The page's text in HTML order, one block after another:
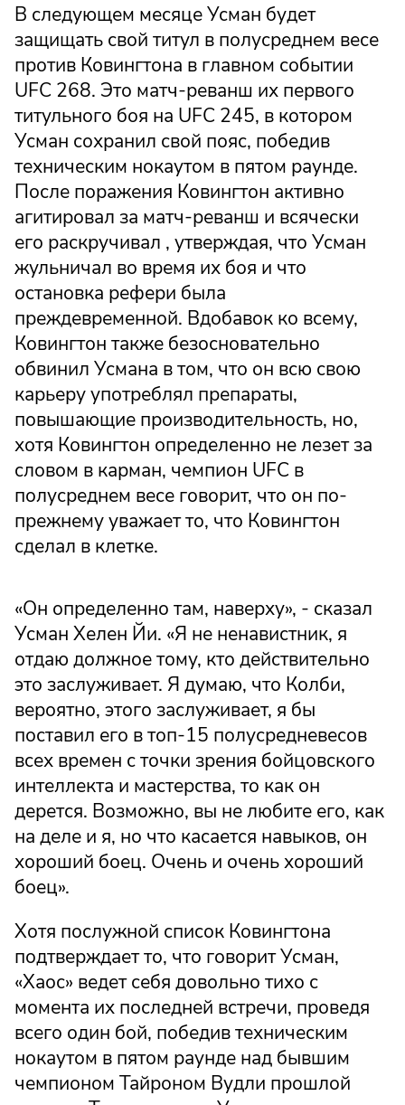
В следующем месяце Усман будет
защищать свой титул в полусреднем весе
против Ковингтона в главном событии
UFC 268. Это матч-реванш их первого
титульного боя на UFC 245, в котором
Усман сохранил свой пояс, победив
техническим нокаутом в пятом раунде.
После поражения Ковингтон активно
агитировал за матч-реванш и всячески
его раскручивал , утверждая, что Усман
жульничал во время их боя и что
остановка рефери была
преждевременной. Вдобавок ко всему,
Ковингтон также безосновательно
обвинил Усмана в том, что он всю свою
карьеру употреблял препараты,
повышающие производительность, но,
хотя Ковингтон определенно не лезет за
словом в карман, чемпион UFC в
полусреднем весе говорит, что он по-
прежнему уважает то, что Ковингтон
сделал в клетке.
«Он определенно там, наверху», - сказал
Усман Хелен Йи. «Я не ненавистник, я
отдаю должное тому, кто действительно
это заслуживает. Я думаю, что Колби,
вероятно, этого заслуживает, я бы
поставил его в топ-15 полусредневесов
всех времен с точки зрения бойцовского
интеллекта и мастерства, то как он
дерется. Возможно, вы не любите его, как
на деле и я, но что касается навыков, он
хороший боец. Очень и очень хороший
боец​».
Хотя послужной список Ковингтона
подтверждает то, что говорит Усман,
«Хаос» ведет себя довольно тихо с
момента их последней встречи, проведя
всего один бой, победив техническим
нокаутом в пятом раунде над бывшим
чемпионом Тайроном Вудли прошлой